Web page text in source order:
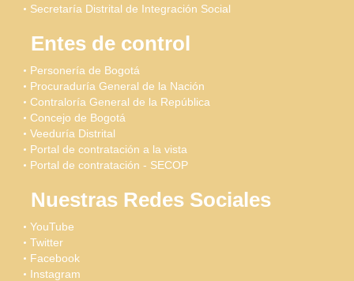
Secretaría Distrital de Integración Social
Entes de control
Personería de Bogotá
Procuraduría General de la Nación
Contraloría General de la República
Concejo de Bogotá
Veeduría Distrital
Portal de contratación a la vista
Portal de contratación - SECOP
Nuestras Redes Sociales
YouTube
Twitter
Facebook
Instagram